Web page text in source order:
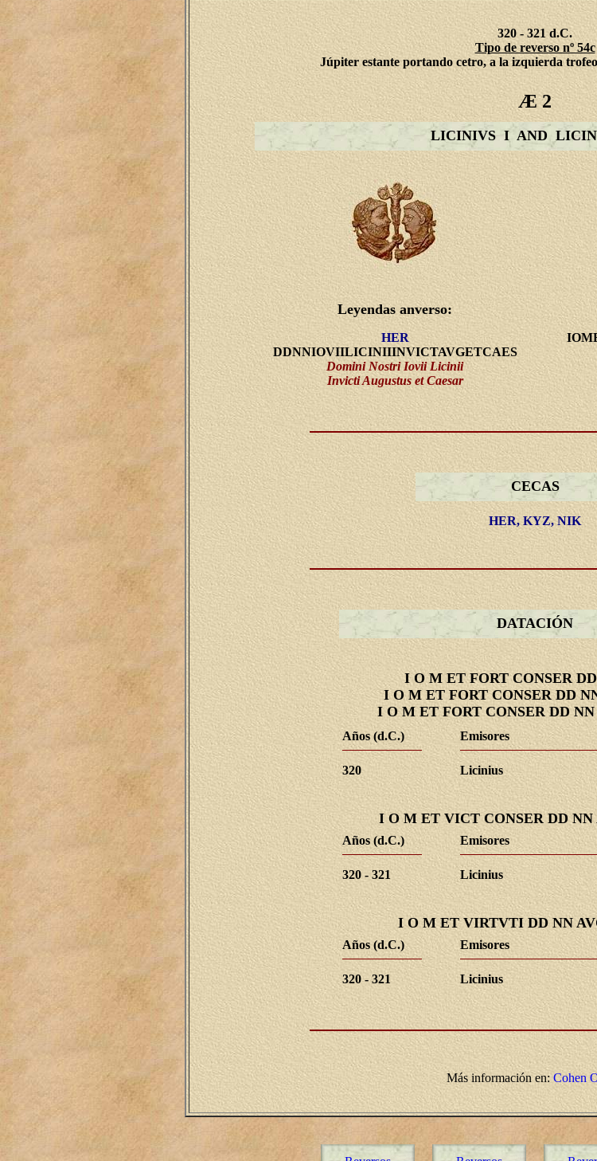
320 - 321 d.C.
Tipo de reverso nº 54c
Júpiter estante portando cetro, a la izquierda
Æ 2
LICINIVS I AND
Leyendas anverso:
HER
DDNNIOVIILICINIIINVICTAVGETCAES
Domini Nostri Iovii Licinii
Invicti Augustus et Caesar
CECAS
HER, KYZ, NIK
DATACIÓN
I O M ET FORT CONSER
I O M ET FORT CONSER DD
I O M ET FORT CONSER DD
Años (d.C.) Emisores
320 Licinius
I O M ET VICT CONSER DD NN
Años (d.C.) Emisores
320 - 321 Licinius
I O M ET VIRTVTI DD NN
Años (d.C.) Emisores
320 - 321 Licinius
Más información en: Cohen